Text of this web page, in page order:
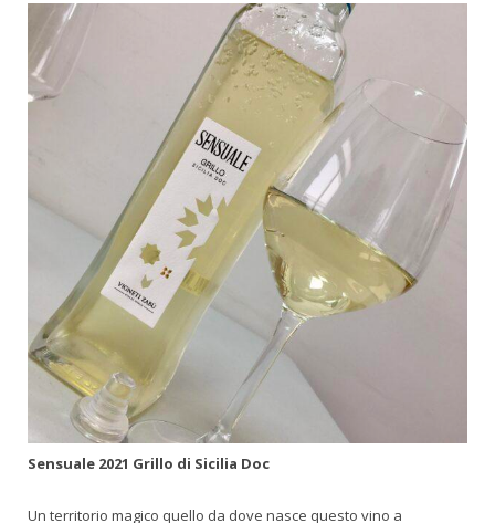
Sensuale 2021 Grillo di Sicilia Doc
Un territorio magico quello da dove nasce questo vino a